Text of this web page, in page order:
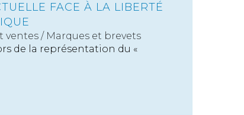
FACE À LA LIBERTÉ
ventes / Marques et brevets
de la représentation du «